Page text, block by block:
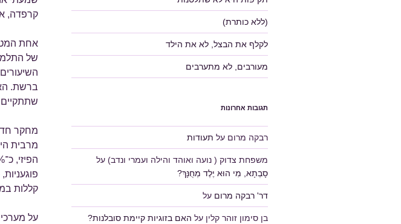
קרפדה,
אחת
של
ברשת.
שתתקיים
מחקר
קללות
על מערכי
(ללא כותרת)
לקלף את הבצל, לא את הילד
מעורבים, לא מתערבים
תגובות אחרונות
רבקה מרום על תעודות
משפחת צדוק ( נועה ואוהד והילה ועמרי ונדב) על
סָבְתָא, מִי הוּא יֶלֶד מְחֻנָּךְ?
דר' רבקה מרום על
בן סימון זוהר קלין על האם בזוגיות קיימת סובלנות?